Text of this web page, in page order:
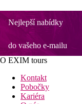
Nejlepší nabídky
do vašeho e-mailu
O EXIM tours
Kontakt
Pobočky
Kariéra